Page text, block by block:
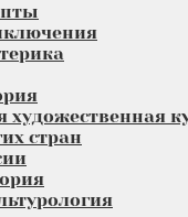
стран